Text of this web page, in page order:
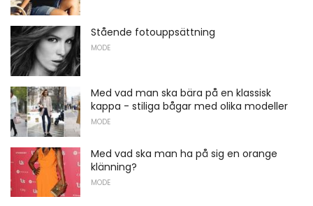
Stående fotouppsättning
MODE
Med vad man ska bära på en klassisk
kappa - stiliga bågar med olika modeller
MODE
Med vad ska man ha på sig en orange
klänning?
MODE